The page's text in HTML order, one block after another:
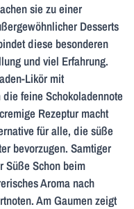
sie zu einer
Desserts
diese besonderen
und viel Erfahrung.
Likör mit
feine Schokoladennote
Rezeptur macht
für alle, die süße
bevorzugen. Samtiger
Süße Schon beim
Aroma nach
Am Gaumen zeigt